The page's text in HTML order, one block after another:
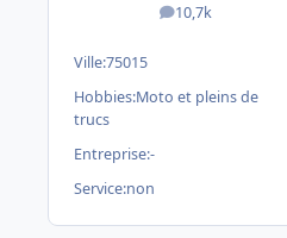
10,7k
messages
Ville:75015
Hobbies:Moto et pleins de
trucs
Entreprise:-
Service:non